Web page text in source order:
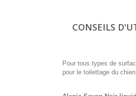
CONSEILS
Pour tous types de
pour le toilettage du